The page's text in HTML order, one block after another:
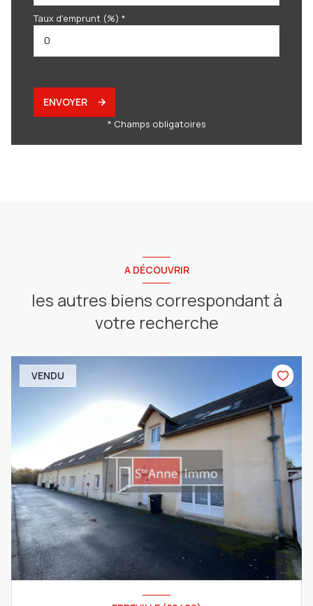
Taux d'emprunt (%) *
ENVOYER
* Champs obligatoires
A DÉCOUVRIR
les autres biens correspondant à
votre recherche
VENDU